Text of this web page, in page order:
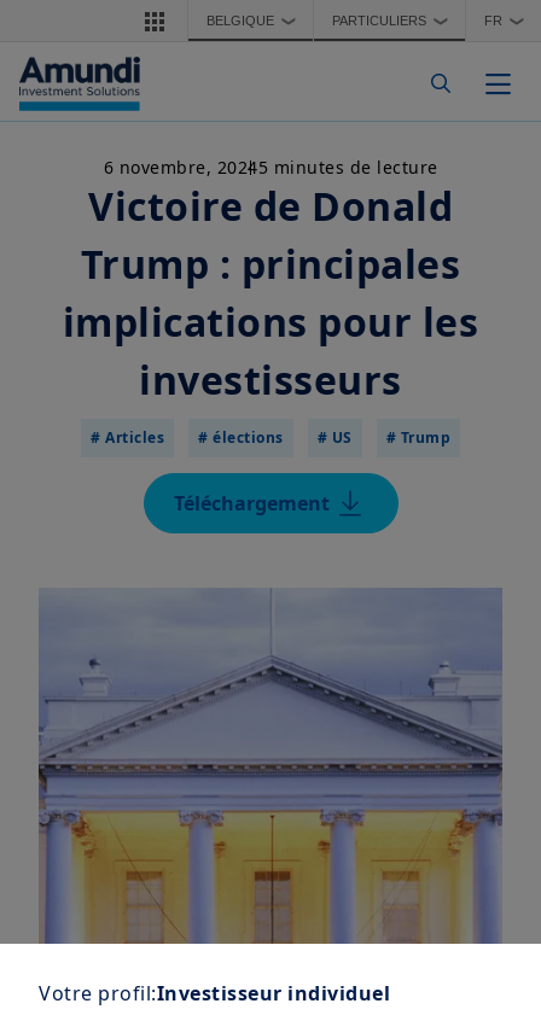
Aller au contenu principal
BELGIQUE ❯ PARTICULIERS ❯ FR ❯
Votre profil:Investisseur individuel
6 novembre, 20245 minutes de lecture
Victoire de Donald
Trump : principales
implications pour les
investisseurs
# Articles # élections # US # Trump
Téléchargement